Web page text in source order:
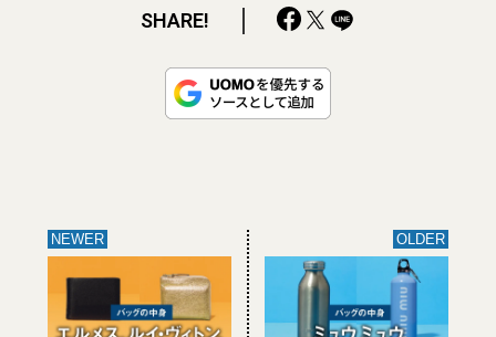
SHARE!
NEWER OLDER